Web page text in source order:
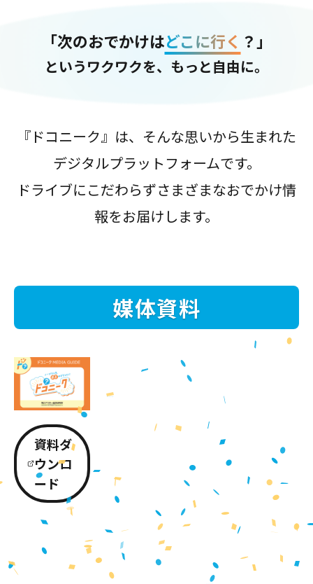
「次のおでかけはどこに行く ？」
というワクワクを、もっと自由に。
『ドコニーク』は、そんな思いから生まれた
デジタルプラットフォームです。
ドライブにこだわらずさまざまなおでかけ情
報をお届けします。
媒体資料
資料ダ
ウンロ
ード